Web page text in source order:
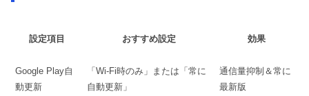
設定項目 おすすめ設定 効果
Google Play自
動更新
「Wi-Fi時のみ」または「常に
自動更新」
通信量抑制＆常に
最新版